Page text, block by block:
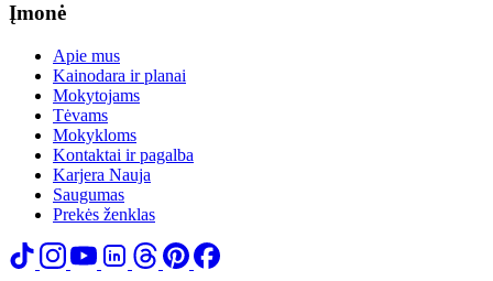
Įmonė
Apie mus
Kainodara ir planai
Mokytojams
Tėvams
Mokykloms
Kontaktai ir pagalba
Karjera Nauja
Saugumas
Prekės ženklas